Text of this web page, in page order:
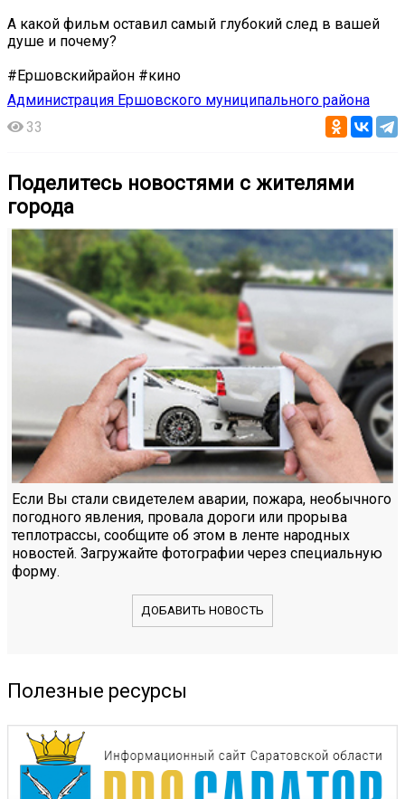
А какой фильм оставил самый глубокий след в вашей
душе и почему?
#Ершовскийрайон #кино
Администрация Ершовского муниципального района
33
Поделитесь новостями с жителями
города
Если Вы стали свидетелем аварии, пожара, необычного
погодного явления, провала дороги или прорыва
теплотрассы, сообщите об этом в ленте народных
новостей. Загружайте фотографии через специальную
форму.
ДОБАВИТЬ НОВОСТЬ
Полезные ресурсы